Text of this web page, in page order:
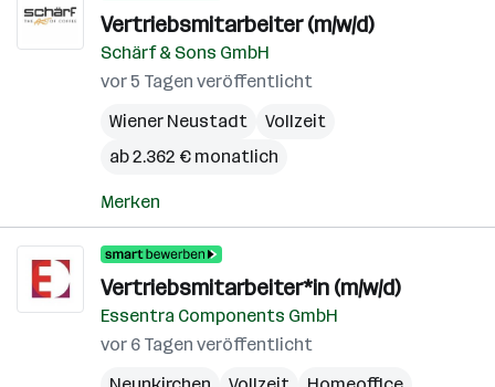
Vertriebsmitarbeiter (m/w/d)
Schärf & Sons GmbH
vor 5 Tagen veröffentlicht
Wiener Neustadt
Vollzeit
ab 2.362 € monatlich
Merken
Vertriebsmitarbeiter*in (m/w/d)
Essentra Components GmbH
vor 6 Tagen veröffentlicht